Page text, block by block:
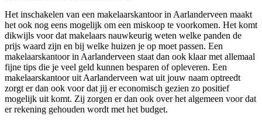
Het inschakelen van een makelaarskantoor in Aarlanderveen maakt
het ook nog eens mogelijk om een miskoop te voorkomen. Het komt
dikwijls voor dat makelaars nauwkeurig weten welke panden de
prijs waard zijn en bij welke huizen je op moet passen. Een
makelaarskantoor in Aarlanderveen staat dan ook klaar met allemaal
fijne tips die je veel geld kunnen besparen of opleveren. Een
makelaarskantoor uit Aarlanderveen wat uit jouw naam optreedt
zorgt er dan ook voor dat jij er economisch gezien zo positief
mogelijk uit komt. Zij zorgen er dan ook over het algemeen voor dat
er rekening gehouden wordt met het budget.